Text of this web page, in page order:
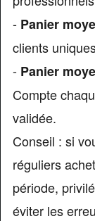
- Panier
clients
- Panier
Compte
validée.
Conseil : si
réguliers
période,
éviter les